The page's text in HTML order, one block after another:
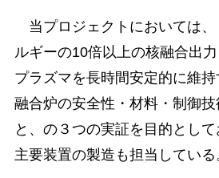
当プロジェクトにおいては、
ルギーの10倍以上の核融合出力
プラズマを長時間安定的に維
融合炉の安全性・材料・制御
と、の３つの実証を目的とし
主要装置の製造も担当している